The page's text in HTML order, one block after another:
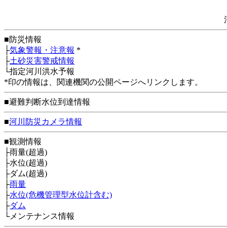
■防災情報
├気象警報・注意報 *
├土砂災害警戒情報
└指定河川洪水予報
*印の情報は、関連機関の公開ページへリンクします。
■避難判断水位到達情報
■河川防災カメラ情報
■観測情報
├雨量(超過)
├水位(超過)
├ダム(超過)
├雨量
├水位(危機管理型水位計含む)
├ダム
└メンテナンス情報